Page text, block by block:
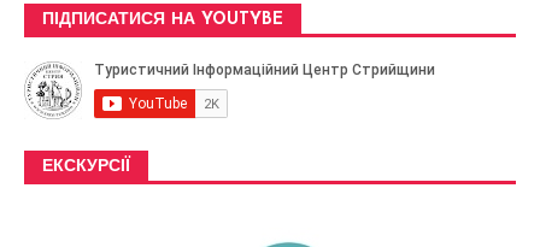
ПІДПИСАТИСЯ НА YOUTYBE
ЕКСКУРСІЇ